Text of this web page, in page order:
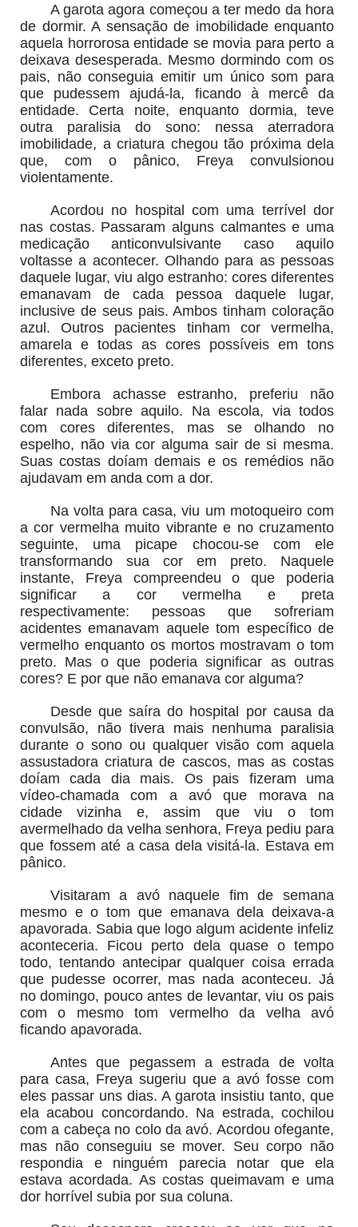
A garota agora começou a ter medo da hora
de dormir. A sensação de imobilidade enquanto
aquela horrorosa entidade se movia para perto a
deixava desesperada. Mesmo dormindo com os
pais, não conseguia emitir um único som para
que pudessem ajudá-la, ficando à mercê da
entidade. Certa noite, enquanto dormia, teve
outra paralisia do sono: nessa aterradora
imobilidade, a criatura chegou tão próxima dela
que, com o pânico, Freya convulsionou
violentamente.
Acordou no hospital com uma terrível dor
nas costas. Passaram alguns calmantes e uma
medicação anticonvulsivante caso aquilo
voltasse a acontecer. Olhando para as pessoas
daquele lugar, viu algo estranho: cores diferentes
emanavam de cada pessoa daquele lugar,
inclusive de seus pais. Ambos tinham coloração
azul. Outros pacientes tinham cor vermelha,
amarela e todas as cores possíveis em tons
diferentes, exceto preto.
Embora achasse estranho, preferiu não
falar nada sobre aquilo. Na escola, via todos
com cores diferentes, mas se olhando no
espelho, não via cor alguma sair de si mesma.
Suas costas doíam demais e os remédios não
ajudavam em anda com a dor.
Na volta para casa, viu um motoqueiro com
a cor vermelha muito vibrante e no cruzamento
seguinte, uma picape chocou-se com ele
transformando sua cor em preto. Naquele
instante, Freya compreendeu o que poderia
significar a cor vermelha e preta
respectivamente: pessoas que sofreriam
acidentes emanavam aquele tom específico de
vermelho enquanto os mortos mostravam o tom
preto. Mas o que poderia significar as outras
cores? E por que não emanava cor alguma?
Desde que saíra do hospital por causa da
convulsão, não tivera mais nenhuma paralisia
durante o sono ou qualquer visão com aquela
assustadora criatura de cascos, mas as costas
doíam cada dia mais. Os pais fizeram uma
vídeo-chamada com a avó que morava na
cidade vizinha e, assim que viu o tom
avermelhado da velha senhora, Freya pediu para
que fossem até a casa dela visitá-la. Estava em
pânico.
Visitaram a avó naquele fim de semana
mesmo e o tom que emanava dela deixava-a
apavorada. Sabia que logo algum acidente infeliz
aconteceria. Ficou perto dela quase o tempo
todo, tentando antecipar qualquer coisa errada
que pudesse ocorrer, mas nada aconteceu. Já
no domingo, pouco antes de levantar, viu os pais
com o mesmo tom vermelho da velha avó
ficando apavorada.
Antes que pegassem a estrada de volta
para casa, Freya sugeriu que a avó fosse com
eles passar uns dias. A garota insistiu tanto, que
ela acabou concordando. Na estrada, cochilou
com a cabeça no colo da avó. Acordou ofegante,
mas não conseguiu se mover. Seu corpo não
respondia e ninguém parecia notar que ela
estava acordada. As costas queimavam e uma
dor horrível subia por sua coluna.